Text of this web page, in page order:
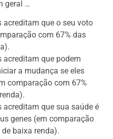
geral …
acreditam que o seu voto
com 67% das
acreditam que podem
a mudança se eles
comparação com 67%
acreditam que sua saúde é
genes (em comparação
baixa renda).